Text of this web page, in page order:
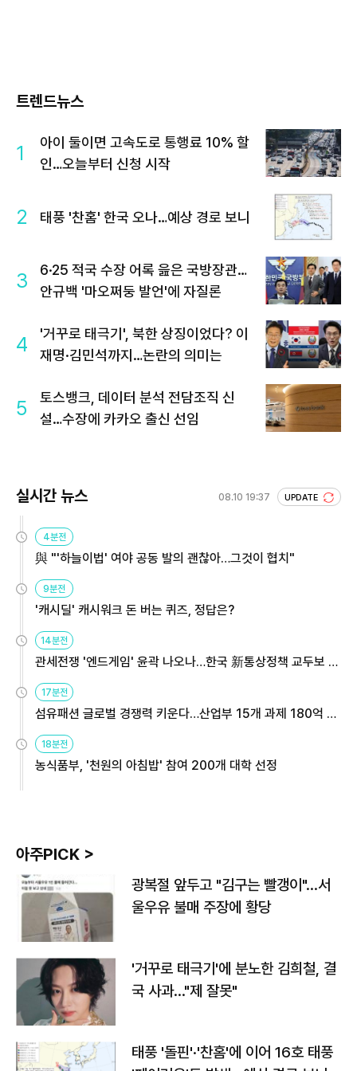
트렌드뉴스
1
아이 둘이면 고속도로 통행료 10% 할
인…오늘부터 신청 시작
2 태풍 '찬홈' 한국 오나…예상 경로 보니
3
6·25 적국 수장 어록 읊은 국방장관…
안규백 '마오쩌둥 발언'에 자질론
4
'거꾸로 태극기', 북한 상징이었다? 이
재명·김민석까지…논란의 의미는
5
토스뱅크, 데이터 분석 전담조직 신
설…수장에 카카오 출신 선임
실시간 뉴스 08.10 19:37 UPDATE
4분전
與 "'하늘이법' 여야 공동 발의 괜찮아…그것이 협치"
9분전
'캐시딜' 캐시워크 돈 버는 퀴즈, 정답은?
14분전
관세전쟁 '엔드게임' 윤곽 나오나…한국 新통상정책 교두보 활
용해야
17분전
섬유패션 글로벌 경쟁력 키운다…산업부 15개 과제 180억 지
원
18분전
농식품부, '천원의 아침밥' 참여 200개 대학 선정
아주PICK >
광복절 앞두고 "김구는 빨갱이"…서
울우유 불매 주장에 황당
'거꾸로 태극기'에 분노한 김희철, 결
국 사과…"제 잘못"
태풍 '돌핀'·'찬홈'에 이어 16호 태풍